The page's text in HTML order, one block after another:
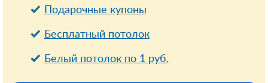
Подарочные купоны
Бесплатный потолок
Белый потолок по 1 руб.